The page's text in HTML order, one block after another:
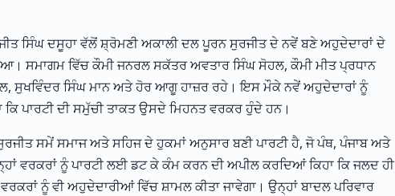
ਸਿੰਘ ਦਸੂਹਾ ਵੱਲੋਂ ਸ਼੍ਰੋਮਣੀ ਅਕਾਲੀ ਦਲ ਪੂਰਨ ਸੁਰਜੀਤ ਦੇ ਨਵੇਂ ਬਣੇ ਅਹੁਦੇਦਾਰਾਂ ਦੇ
ਸਮਾਗਮ ਵਿੱਚ ਕੌਮੀ ਜਨਰਲ ਸਕੱਤਰ ਅਵਤਾਰ ਸਿੰਘ ਸੋਹਲ, ਕੌਮੀ ਮੀਤ ਪ੍ਰਧਾਨ
ਸੁਖਵਿੰਦਰ ਸਿੰਘ ਮਾਨ ਅਤੇ ਹੋਰ ਆਗੂ ਹਾਜ਼ਰ ਰਹੇ। ਇਸ ਮੌਕੇ ਨਵੇਂ ਅਹੁਦੇਦਾਰਾਂ ਨੂੰ
ਪਾਰਟੀ ਦੀ ਸਮੁੱਚੀ ਤਾਕਤ ਉਸਦੇ ਮਿਹਨਤ ਵਰਕਰ ਹੁੰਦੇ ਹਨ।
ਸਮੇਂ ਸਮਾਜ ਅਤੇ ਸਹਿਜ ਦੇ ਹੁਕਮਾਂ ਅਨੁਸਾਰ ਬਣੀ ਪਾਰਟੀ ਹੈ, ਜੋ ਪੰਥ, ਪੰਜਾਬ ਅਤੇ
ਵਰਕਰਾਂ ਨੂੰ ਪਾਰਟੀ ਲਈ ਡਟ ਕੇ ਕੰਮ ਕਰਨ ਦੀ ਅਪੀਲ ਕਰਦਿਆਂ ਕਿਹਾ ਕਿ ਜਲਦ ਹੀ
ਨੂੰ ਵੀ ਅਹੁਦੇਦਾਰੀਆਂ ਵਿੱਚ ਸ਼ਾਮਲ ਕੀਤਾ ਜਾਵੇਗਾ। ਉਨ੍ਹਾਂ ਬਾਦਲ ਪਰਿਵਾਰ